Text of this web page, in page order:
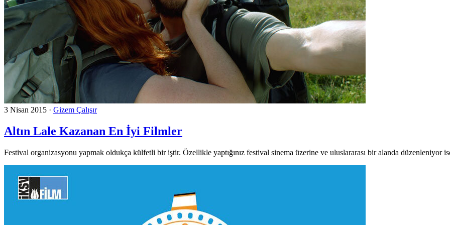
3 Nisan 2015 · Gizem Çalışır
Altın Lale Kazanan En İyi Filmler
Festival organizasyonu yapmak oldukça külfetli bir iştir. Özellikle yaptığınız festival sinema üzerine ve uluslararası bir alanda düzenleniyor